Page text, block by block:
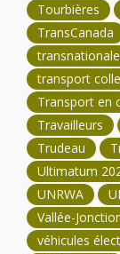
Tourbières
TransCanada
transport
Transport en
Travailleurs
Trudeau
Ultimatum
UNRWA
Vallée-
véhicules